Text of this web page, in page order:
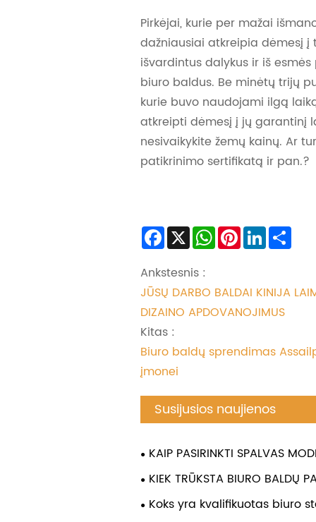
Pirkėjai, kurie per mažai
dažniausiai atkreipia dėmesį į
išvardintus dalykus ir iš esmės
biuro baldus. Be minėtų trijų
kurie buvo naudojami ilgą
atkreipti dėmesį į jų garantinį
nesivaikykite žemų kainų. Ar
patikrinimo sertifikatą ir pan.?
Facebook
X WhatsApp
PinterestLinkedIn
Ankstesnis :
JŪSŲ DARBO BALDAI KINIJA
DIZAINO APDOVANOJIMUS
Kitas :
Biuro baldų sprendimas
įmonei
Susijusios naujienos
KAIP PASIRINKTI SPALVAS
BALDAI
KIEK TRŪKSTA BIURO BALDŲ
užsakymą?
Koks yra kvalifikuotas biuro